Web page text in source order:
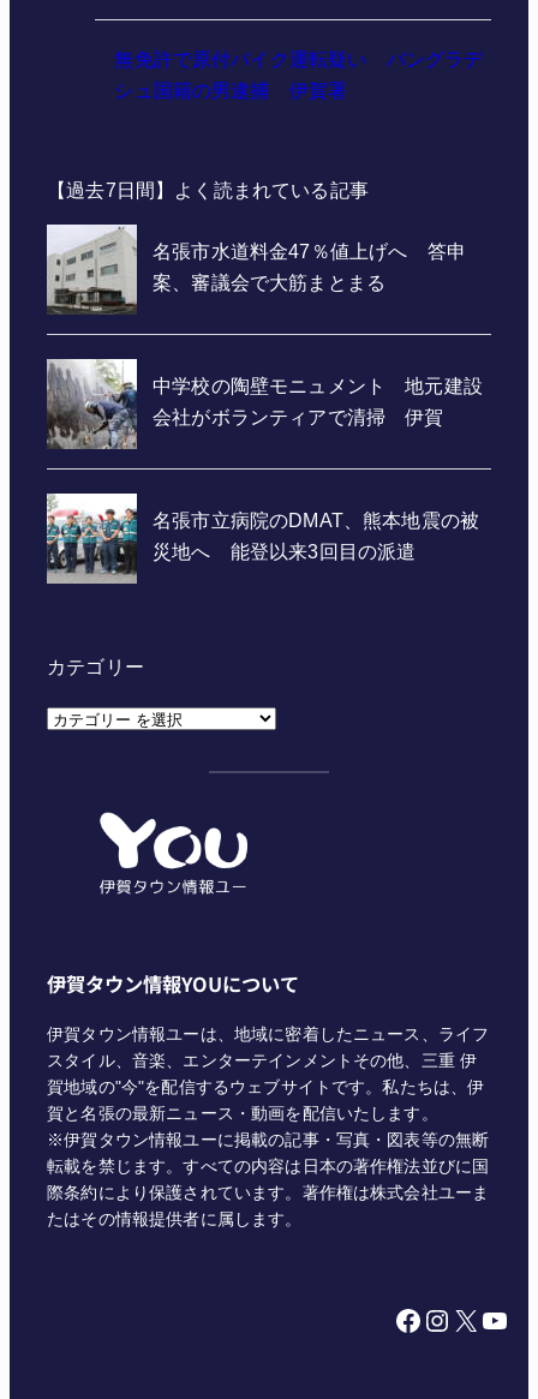
無免許で原付バイク運転疑い バングラデ
シュ国籍の男逮捕 伊賀署
【過去7日間】よく読まれている記事
カテゴリー
カ
伊賀タウン情報YOUについて
伊賀タウン情報ユーは、地域に密着したニュース、ライフ
スタイル、音楽、エンターテインメントその他、三重 伊
賀地域の"今"を配信するウェブサイトです。私たちは、伊
賀と名張の最新ニュース・動画を配信いたします。
※伊賀タウン情報ユーに掲載の記事・写真・図表等の無断
転載を禁じます。すべての内容は日本の著作権法並びに国
際条約により保護されています。著作権は株式会社ユーま
たはその情報提供者に属します。
Facebook Instagram X YouTube